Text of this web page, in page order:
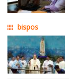
bispos